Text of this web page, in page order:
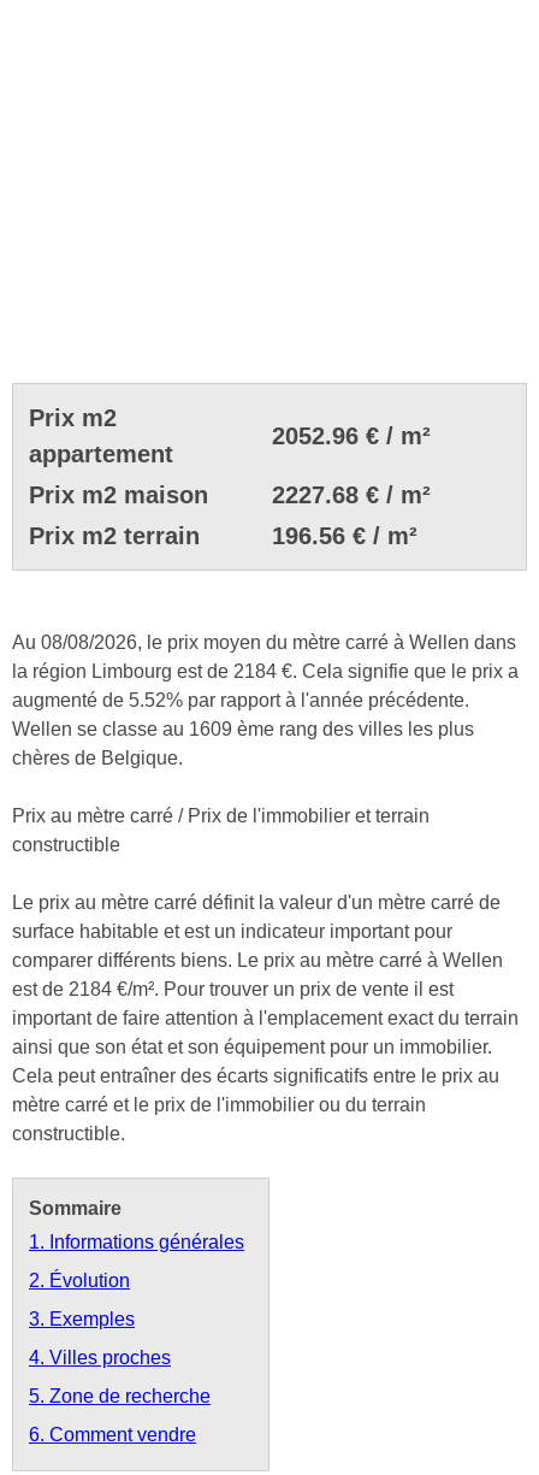
Prix m2
appartement
2052.96 € / m²
Prix m2 maison
2227.68 € / m²
Prix m2 terrain
196.56 € / m²
Au 08/08/2026, le prix moyen du mètre carré à Wellen dans
la région Limbourg est de 2184 €. Cela signifie que le prix a
augmenté de 5.52% par rapport à l'année précédente.
Wellen se classe au 1609 ème rang des villes les plus
chères de Belgique.
Prix au mètre carré / Prix de l'immobilier et terrain
constructible
Le prix au mètre carré définit la valeur d'un mètre carré de
surface habitable et est un indicateur important pour
comparer différents biens. Le prix au mètre carré à Wellen
est de 2184 €/m². Pour trouver un prix de vente il est
important de faire attention à l'emplacement exact du terrain
ainsi que son état et son équipement pour un immobilier.
Cela peut entraîner des écarts significatifs entre le prix au
mètre carré et le prix de l'immobilier ou du terrain
constructible.
Sommaire
1. Informations générales
2. Évolution
3. Exemples
4. Villes proches
5. Zone de recherche
6. Comment vendre